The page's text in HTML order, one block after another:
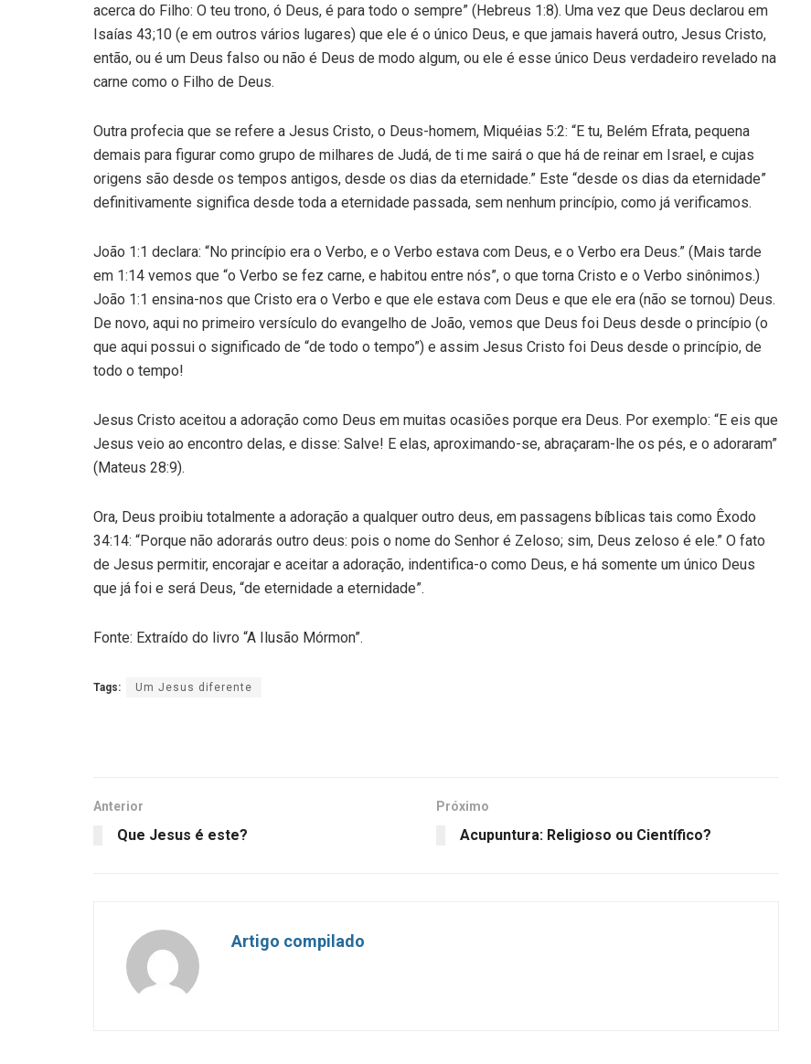
acerca do Filho: O teu trono, ó Deus, é para todo o sempre” (Hebreus 1:8). Uma vez que Deus declarou em
Isaías 43;10 (e em outros vários lugares) que ele é o único Deus, e que jamais haverá outro, Jesus Cristo,
então, ou é um Deus falso ou não é Deus de modo algum, ou ele é esse único Deus verdadeiro revelado na
carne como o Filho de Deus.
Outra profecia que se refere a Jesus Cristo, o Deus-homem, Miquéias 5:2: “E tu, Belém Efrata, pequena
demais para figurar como grupo de milhares de Judá, de ti me sairá o que há de reinar em Israel, e cujas
origens são desde os tempos antigos, desde os dias da eternidade.” Este “desde os dias da eternidade”
definitivamente significa desde toda a eternidade passada, sem nenhum princípio, como já verificamos.
João 1:1 declara: “No princípio era o Verbo, e o Verbo estava com Deus, e o Verbo era Deus.” (Mais tarde
em 1:14 vemos que “o Verbo se fez carne, e habitou entre nós”, o que torna Cristo e o Verbo sinônimos.)
João 1:1 ensina-nos que Cristo era o Verbo e que ele estava com Deus e que ele era (não se tornou) Deus.
De novo, aqui no primeiro versículo do evangelho de João, vemos que Deus foi Deus desde o princípio (o
que aqui possui o significado de “de todo o tempo”) e assim Jesus Cristo foi Deus desde o princípio, de
todo o tempo!
Jesus Cristo aceitou a adoração como Deus em muitas ocasiões porque era Deus. Por exemplo: “E eis que
Jesus veio ao encontro delas, e disse: Salve! E elas, aproximando-se, abraçaram-lhe os pés, e o adoraram”
(Mateus 28:9).
Ora, Deus proibiu totalmente a adoração a qualquer outro deus, em passagens bíblicas tais como Êxodo
34:14: “Porque não adorarás outro deus: pois o nome do Senhor é Zeloso; sim, Deus zeloso é ele.” O fato
de Jesus permitir, encorajar e aceitar a adoração, indentifica-o como Deus, e há somente um único Deus
que já foi e será Deus, “de eternidade a eternidade”.
Fonte: Extraído do livro “A Ilusão Mórmon”.
Tags: Um Jesus diferente
Anterior
Que Jesus é este?
Próximo
Acupuntura: Religioso ou Científico?
Artigo compilado